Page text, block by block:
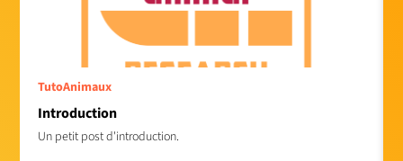
TutoAnimaux
Introduction
Un petit post d'introduction.